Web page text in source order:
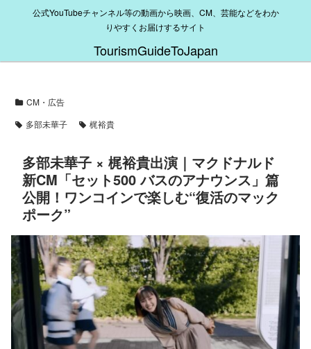
公式YouTubeチャンネル等の動画から映画、CM、芸能などをわか
りやすくお届けするサイト
TourismGuideToJapan
CM・広告
多部未華子
梶裕貴
多部未華子 × 梶裕貴出演｜マクドナルド
新CM「セット500 バスのアナウンス」篇
公開！ワンコインで楽しむ“復活のマック
ポーク”